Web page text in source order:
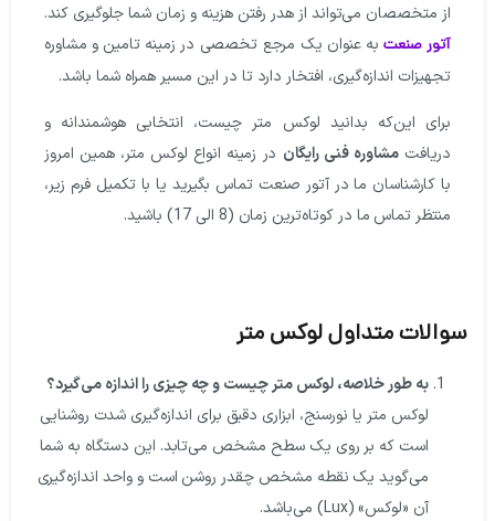
از متخصصان می‌تواند از هدر رفتن هزینه و زمان شما جلوگیری کند.
آتور صنعتبه عنوان یک مرجع تخصصی در زمینه تامین و مشاوره
تجهیزات اندازه‌گیری، افتخار دارد تا در این مسیر همراه شما باشد.
برای این‌که بدانیدلوکس متر چیست،انتخابی هوشمندانه و
دریافتمشاوره فنی رایگاندر زمینه انواع لوکس متر، همین امروز
با کارشناسان ما در آتور صنعت تماس بگیرید یا با تکمیل فرم زیر،
منتظر تماس ما در کوتاه‌ترین زمان (8 الی 17) باشید.
متداول لوکس متر
به طور خلاصه، لوکس متر چیست و چه چیزی را اندازه می‌گیرد؟
لوکس متر یا نورسنج، ابزاری دقیق برای اندازه‌گیری شدت روشنایی
است که بر روی یک سطح مشخص می‌تابد. این دستگاه به شما
می‌گوید یک نقطه مشخص چقدر روشن است و واحد اندازه‌گیری
آن «لوکس» (Lux) می‌باشد.